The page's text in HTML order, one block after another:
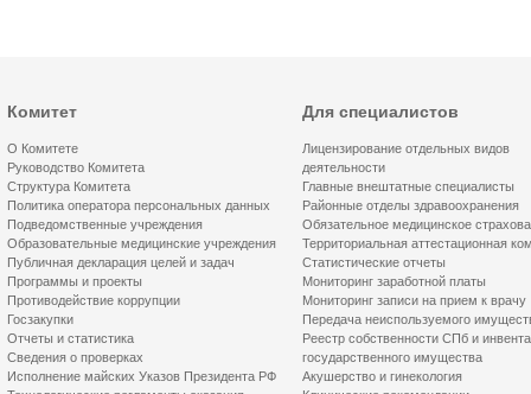
Комитет
О Комитете
Руководство Комитета
Структура Комитета
Политика оператора персональных данных
Подведомственные учреждения
Образовательные медицинские учреждения
Публичная декларация целей и задач
Программы и проекты
Противодействие коррупции
Госзакупки
Отчеты и статистика
Сведения о проверках
Исполнение майских Указов Президента РФ
Для специалистов
Лицензирование отдельных видов
деятельности
Главные внештатные специалисты
Районные отделы здравоохранения
Обязательное медицинское
Территориальная аттестационная
Статистические отчеты
Мониторинг заработной платы
Мониторинг записи на прием к врачу
Передача неиспользуемого
Реестр собственности СПб и
государственного имущества
Акушерство и гинекология